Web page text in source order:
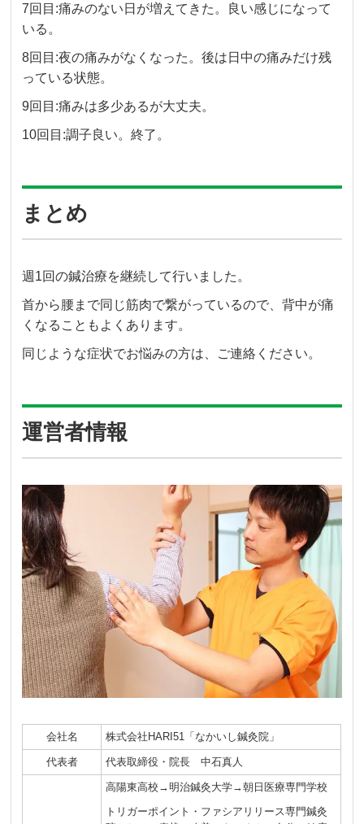
7回目:痛みのない日が増えてきた。良い感じになって
いる。
8回目:夜の痛みがなくなった。後は日中の痛みだけ残
っている状態。
9回目:痛みは多少あるが大丈夫。
10回目:調子良い。終了。
まとめ
週1回の鍼治療を継続して行いました。
首から腰まで同じ筋肉で繋がっているので、背中が痛
くなることもよくあります。
同じような症状でお悩みの方は、ご連絡ください。
運営者情報
会社名 株式会社HARI51「なかいし鍼灸院」
代表者 代表取締役・院長 中石真人
高陽東高校→明治鍼灸大学→朝日医療専門学校
トリガーポイント・ファシアリリース専門鍼灸